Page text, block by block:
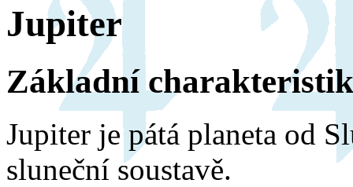
Jupiter
Základní
Jupiter je pátá planeta od
sluneční soustavě.